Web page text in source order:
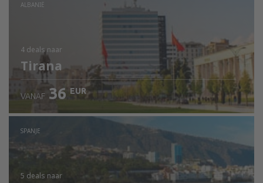
ALBANIË
4 deals naar
Tirana
VANAF 36 EUR
SPANJE
5 deals naar